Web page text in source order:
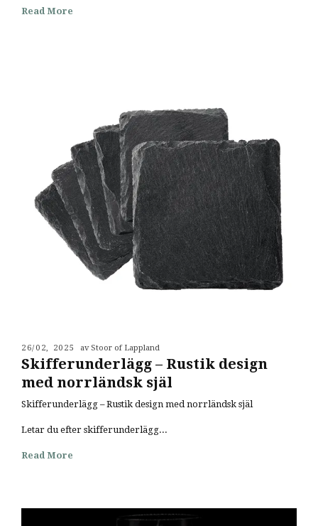
Read More
26/02, 2025 av Stoor of Lappland
Skifferunderlägg – Rustik design
med norrländsk själ
Skifferunderlägg – Rustik design med norrländsk själ
Letar du efter skifferunderlägg...
Read More